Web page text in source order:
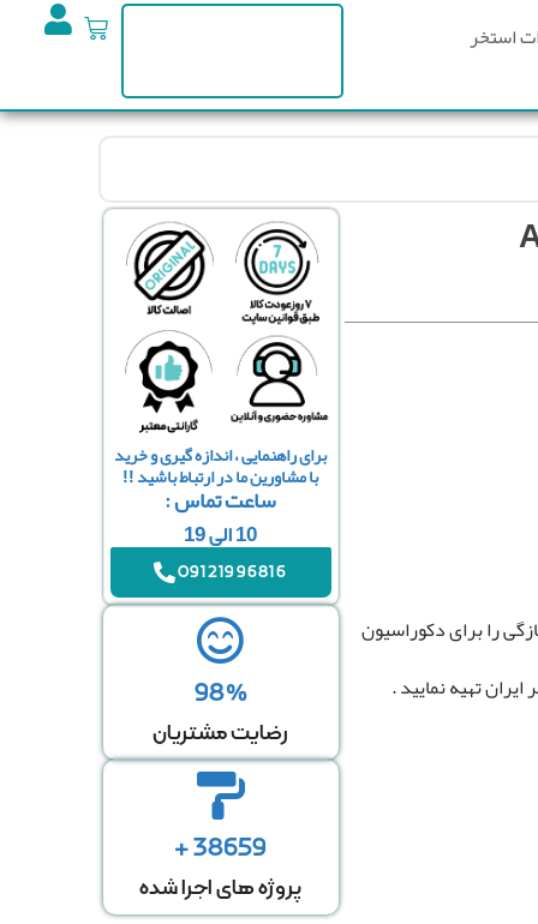
استخر
را برای دکوراسیون
تهیه نمایید .
برای راهنمایی ، اندازه گیری و خرید
با مشاورین ما در ارتباط باشید !!
ساعت تماس :
10 الی 19
09121996816
98%
رضایت مشتریان
38659 +
پروژه های اجرا شده